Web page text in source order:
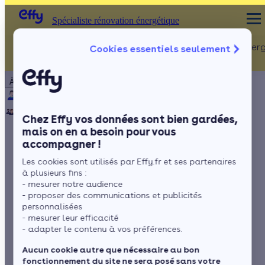
Cookies essentiels seulement
Chez Effy vos données sont bien gardées,
mais on en a besoin pour vous
accompagner !
Les cookies sont utilisés par Effy.fr et ses partenaires
à plusieurs fins :
- mesurer notre audience
- proposer des communications et publicités
personnalisées
- mesurer leur efficacité
- adapter le contenu à vos préférences.
Aucun cookie autre que nécessaire au bon
fonctionnement du site ne sera posé sans votre
À propos
Notre équipe
Rejoignez-nous Presse
Spécialiste rénovation énergétique Rénovation
Murs
Sols
Spécialiste rénovation énergétique
Quelle est la
meilleure VMC
double flux en 2026 ?
Sonya Drideche 9 min de lecture